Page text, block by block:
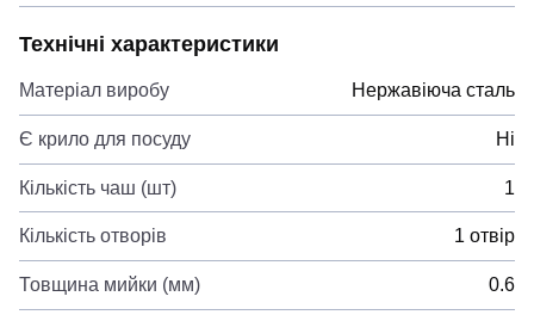
Технічні характеристики
Матеріал виробу Нержавіюча сталь
Є крило для посуду Ні
Кількість чаш (шт) 1
Кількість отворів 1 отвір
Товщина мийки (мм) 0.6